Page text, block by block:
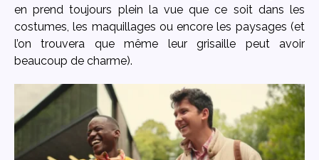
en prend toujours plein la vue que ce soit dans les
costumes, les maquillages ou encore les paysages (et
l’on trouvera que même leur grisaille peut avoir
beaucoup de charme).